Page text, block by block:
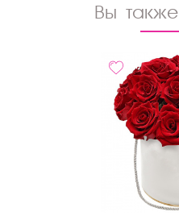
Вы